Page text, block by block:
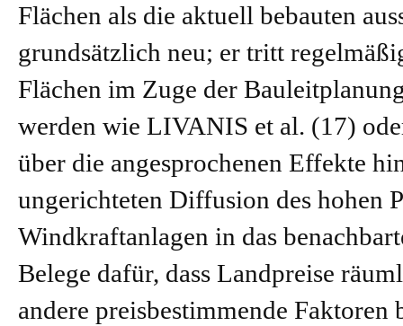
Flächen als die aktuell bebauten
grundsätzlich neu; er tritt
Flächen im Zuge der
werden wie LIVANIS et al. (17)
über die angesprochenen Effekte
ungerichteten Diffusion des hohen
Windkraftanlagen in das
Belege dafür, dass Landpreise
andere preisbestimmende